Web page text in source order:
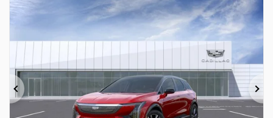
Précédent